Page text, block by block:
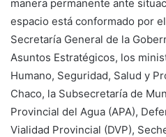
manera permanente ante
espacio está conformado por
Secretaría General de la
Asuntos Estratégicos, los
Humano, Seguridad, Salud y
Chaco, la Subsecretaría de
Provincial del Agua (APA),
Vialidad Provincial (DVP),